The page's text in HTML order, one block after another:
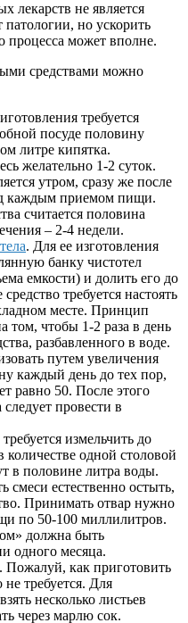
лекарств не является
патологии, но ускорить
процесса может вполне.
средствами можно
требуется
посуде половину
литре кипятка.
желательно 1-2 суток.
утром, сразу же после
каждым приемом пищи.
считается половина
– 2-4 недели.
. Для ее изготовления
банку чистотел
емкости) и долить его до
требуется настоять
месте. Принцип
том, чтобы 1-2 раза в день
разбавленного в воде.
путем увеличения
каждый день до тех пор,
равно 50. После этого
провести в
измельчить до
одной столовой
в половине литра воды.
смеси естественно остыть,
Принимать отвар нужно
по 50-100 миллилитров.
должна быть
одного месяца.
Пожалуй, как приготовить
требуется. Для
несколько листьев
через марлю сок.